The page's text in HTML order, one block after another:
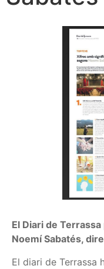
El Diari de
Noemí Sabatés,
El diari de Terrassa